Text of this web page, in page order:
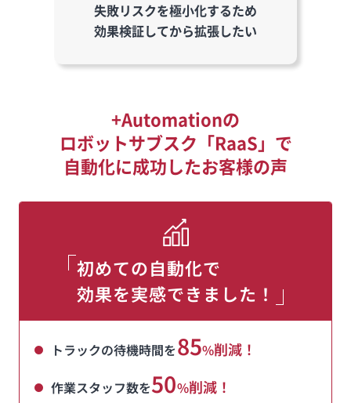
失敗リスクを極小化するため
効果検証してから拡張したい
+Automationの
ロボットサブスク「RaaS」で
自動化に成功したお客様の声
初めての自動化で
効果を実感できました！
トラックの待機時間を85%削減！
作業スタッフ数を50%削減！